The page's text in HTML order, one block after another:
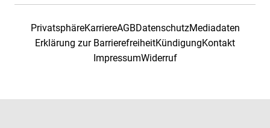
PrivatsphäreKarriereAGBDatenschutzMediadaten
Erklärung zur BarrierefreiheitKündigungKontakt
ImpressumWiderruf